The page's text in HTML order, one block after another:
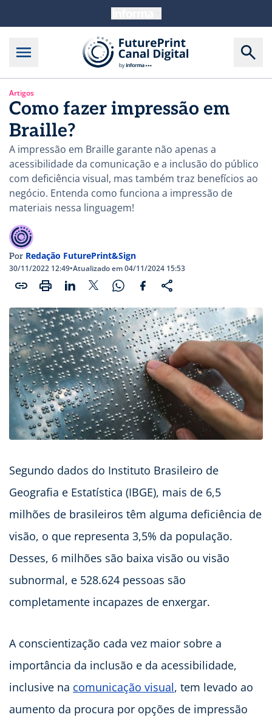
Artigos
Como fazer impressão em
Braille?
A impressão em Braille garante não apenas a
acessibilidade da comunicação e a inclusão do público
com deficiência visual, mas também traz benefícios ao
negócio. Entenda como funciona a impressão de
materiais nessa linguagem!
Por Redação FuturePrint&Sign
30/11/2022 12:49•Atualizado em 04/11/2024 15:53
Segundo dados do Instituto Brasileiro de
Geografia e Estatística (IBGE), mais de 6,5
milhões de brasileiros têm alguma deficiência de
visão, o que representa 3,5% da população.
Desses, 6 milhões são baixa visão ou visão
subnormal, e 528.624 pessoas são
completamente incapazes de enxergar.
A conscientização cada vez maior sobre a
importância da inclusão e da acessibilidade,
inclusive na comunicação visual, tem levado ao
aumento da procura por opções de impressão